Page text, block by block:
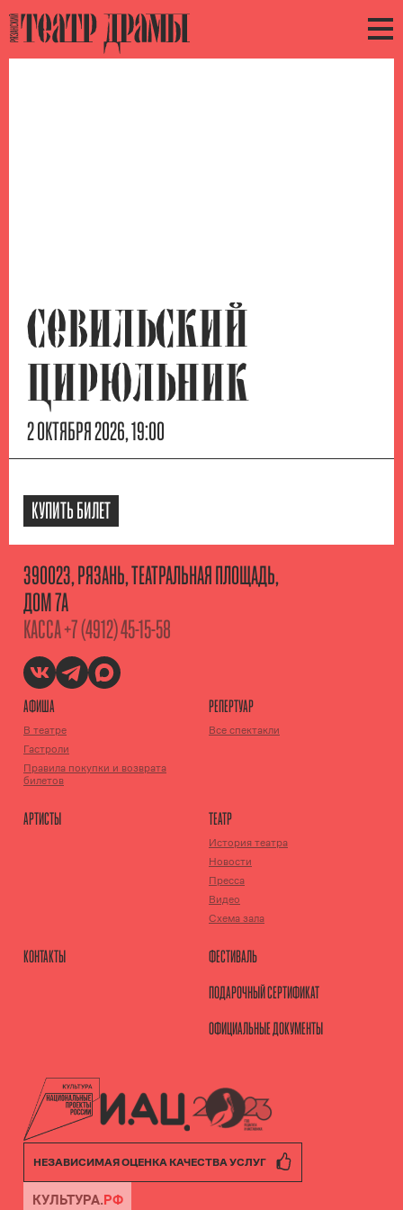
СЕВИЛЬСКИЙ
ЦИРЮЛЬНИК
2 ОКТЯБРЯ 2026, 19:00
КУПИТЬ БИЛЕТ
390023, РЯЗАНЬ, ТЕАТРАЛЬНАЯ ПЛОЩАДЬ,
ДОМ 7А
КАССА+7 (4912) 45-15-58
АФИША
В театре
Гастроли
Правила покупки и возврата
билетов
РЕПЕРТУАР
Все спектакли
АРТИСТЫ ТЕАТР
История театра
Новости
Пресса
Видео
Схема зала
КОНТАКТЫ
ФЕСТИВАЛЬ
ПОДАРОЧНЫЙ СЕРТИФИКАТ
ОФИЦИАЛЬНЫЕ ДОКУМЕНТЫ
НЕЗАВИСИМАЯ ОЦЕНКА КАЧЕСТВА УСЛУГ